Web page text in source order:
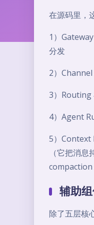
在源码里，
1）
分发
2）Channel
3）Routing
4）Agent
5）Context
（它把消
compaction
辅助
除了五层核